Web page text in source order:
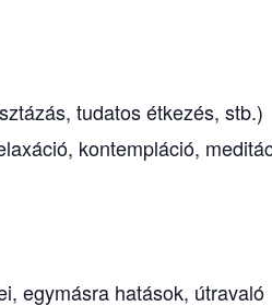
tudatos étkezés, stb.)
kontempláció,
egymásra hatások, útravaló